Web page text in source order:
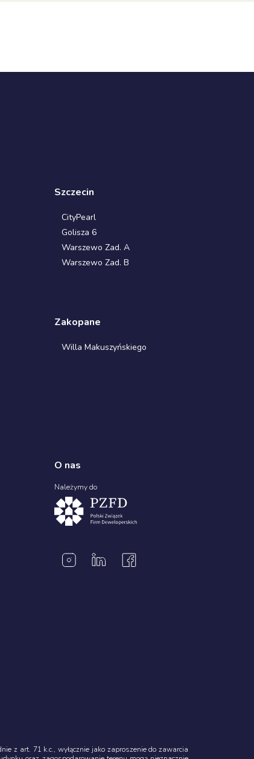
Szczecin
CityPearl
Golisza 6
Warszewo Zad. A
Warszewo Zad. B
Zakopane
Willa Makuszyńskiego
O nas
Należymy do
z art. 71 k.c., wyłącznie jako zaproszenie do zawarcia